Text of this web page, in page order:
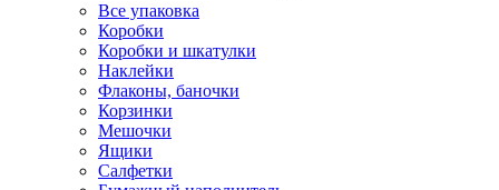
Все упаковка
Коробки
Коробки и шкатулки
Наклейки
Флаконы, баночки
Корзинки
Мешочки
Ящики
Салфетки